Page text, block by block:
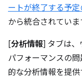
ートが終了する予定
から統合されていま
[分析情報] タブは
パフォーマンスの
的な分析情報を提